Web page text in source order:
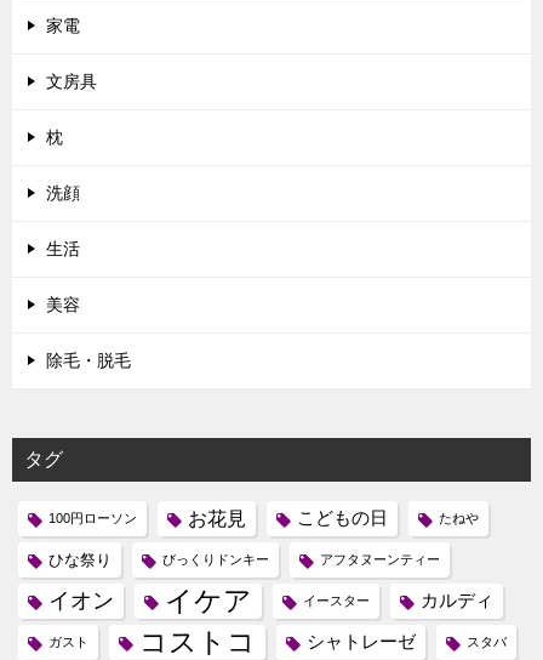
家電
文房具
枕
洗顔
生活
美容
除毛・脱毛
タグ
100円ローソン お花見 こどもの日 たねや
ひな祭り びっくりドンキー アフタヌーンティー
イオン イケア イースター カルディ
ガスト コストコ シャトレーゼ スタバ